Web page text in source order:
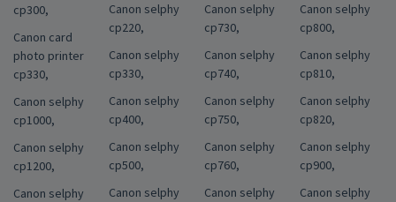
cp300,
Canon card
photo printer
cp330,
Canon selphy
cp1000,
Canon selphy
cp1200,
Canon selphy
Canon selphy
cp220,
Canon selphy
cp330,
Canon selphy
cp400,
Canon selphy
cp500,
Canon selphy
Canon selphy
cp730,
Canon selphy
cp740,
Canon selphy
cp750,
Canon selphy
cp760,
Canon selphy
Canon selphy
cp800,
Canon selphy
cp810,
Canon selphy
cp820,
Canon selphy
cp900,
Canon selphy